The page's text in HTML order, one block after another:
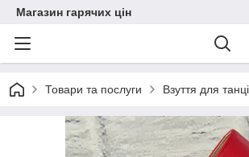
Магазин гарячих цін
Товари та послуги Взуття для